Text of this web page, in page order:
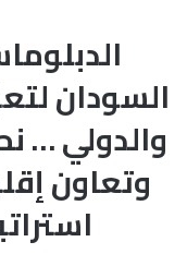
السودان
والدولي …
وتعاون